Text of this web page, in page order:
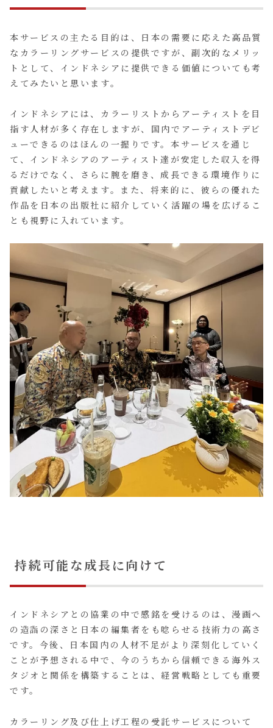
本サービスの主たる目的は、日本の需要に応えた高品質
なカラーリングサービスの提供ですが、副次的なメリッ
トとして、インドネシアに提供できる価値についても考
えてみたいと思います。
インドネシアには、カラーリストからアーティストを目
指す人材が多く存在しますが、国内でアーティストデビ
ューできるのはほんの一握りです。本サービスを通じ
て、インドネシアのアーティスト達が安定した収入を得
るだけでなく、さらに腕を磨き、成長できる環境作りに
貢献したいと考えます。また、将来的に、彼らの優れた
作品を日本の出版社に紹介していく活躍の場を広げるこ
とも視野に入れています。
持続可能な成長に向けて
インドネシアとの協業の中で感銘を受けるのは、漫画へ
の造詣の深さと日本の編集者をも唸らせる技術力の高さ
です。今後、日本国内の人材不足がより深刻化していく
ことが予想される中で、今のうちから信頼できる海外ス
タジオと関係を構築することは、経営戦略としても重要
です。
カラーリング及び仕上げ工程の受託サービスについて